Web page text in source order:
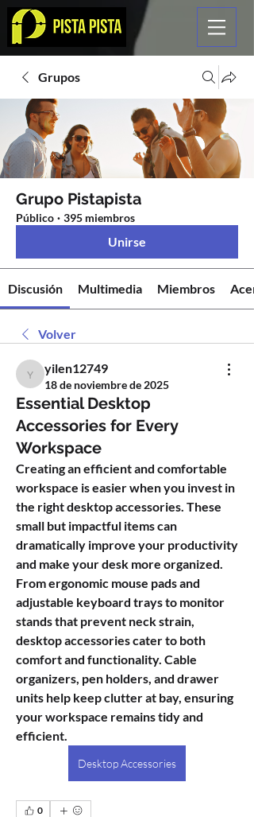
Grupos
Grupo Pistapista
Público · 395 miembros
Unirse
Discusión Multimedia Miembros
Volver
yilen12749
yilen12749
18 de noviembre de 2025
Essential Desktop
Accessories for Every
Workspace
Creating an efficient and comfortable
workspace is easier when you invest in
the right desktop accessories. These
small but impactful items can
dramatically improve your productivity
and make your desk more organized.
From ergonomic mouse pads and
adjustable keyboard trays to monitor
desktop accessories cater to both
comfort and functionality. Cable
organizers, pen holders, and drawer
units help keep clutter at bay, ensuring
your workspace remains tidy and
efficient.
Desktop Accessories
0